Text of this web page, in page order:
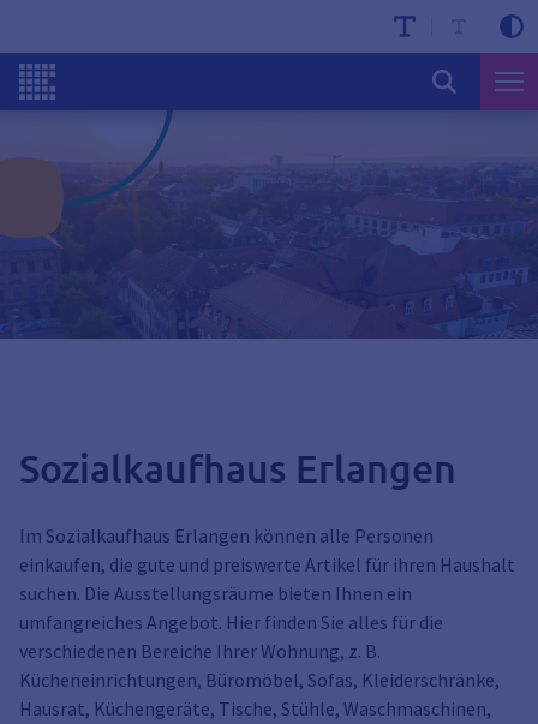
Sozialkaufhaus Erlangen
Im Sozialkaufhaus Erlangen können alle Personen
einkaufen, die gute und preiswerte Artikel für ihren Haushalt
suchen. Die Ausstellungsräume bieten Ihnen ein
umfangreiches Angebot. Hier finden Sie alles für die
verschiedenen Bereiche Ihrer Wohnung, z. B.
Kücheneinrichtungen, Büromöbel, Sofas, Kleiderschränke,
Hausrat, Küchengeräte, Tische, Stühle, Waschmaschinen,